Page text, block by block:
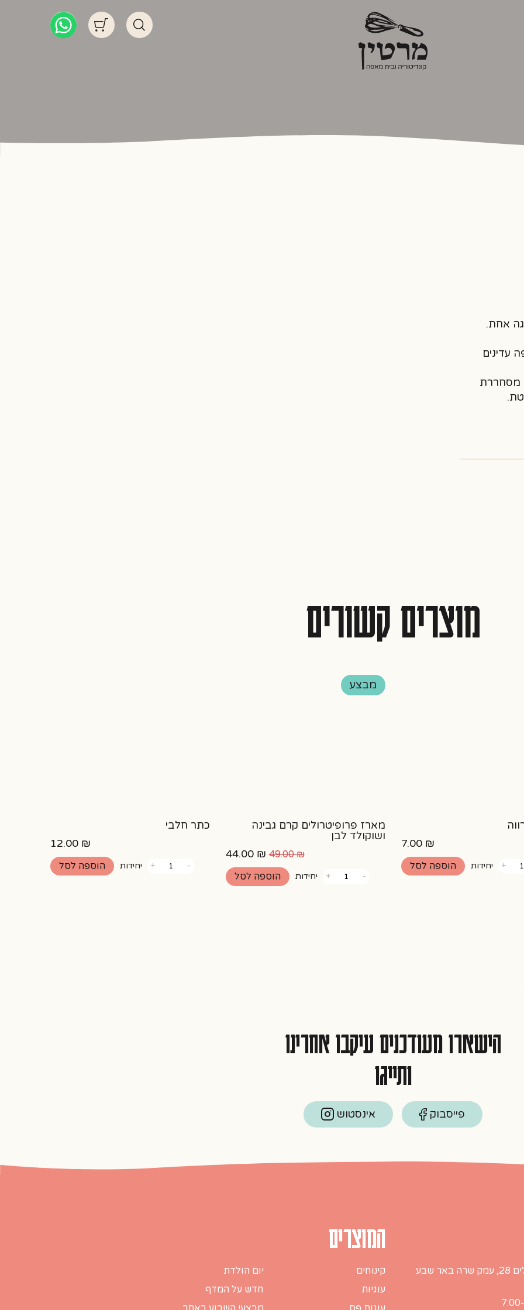
אחת.
עדינים
מוצרים קשורים
7.00 ₪
+ יחידות הוספה לסל
מבצע
מארז פרופיטרולים קרם גבינה
ושוקולד לבן
49.00₪
המחיר
המקורי
היה:
44.00 ₪
המחיר
הוא:
-של
+ יחידות הוספה לסל
כתר חלבי
12.00 ₪
-של
+ יחידות הוספה לסל
הישארו מעודכנים עיקבו אחרינו
ותייגו
פייסבוק אינסטוש
שבע
המוצרים
קינוחים
עוגיות
יום הולדת
חדש על המדף